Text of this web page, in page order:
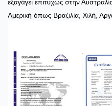
εξαγάγει επιτυχώς στην
Αμερική όπως Βραζιλία, Χιλή,